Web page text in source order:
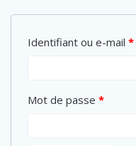
Identifiant ou e-mail *
Mot de passe *